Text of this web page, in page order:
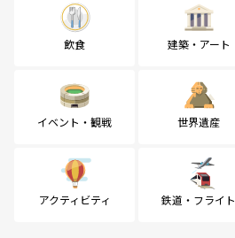
飲食 建築・アート
イベント・観戦 世界遺産
アクティビティ 鉄道・フライト